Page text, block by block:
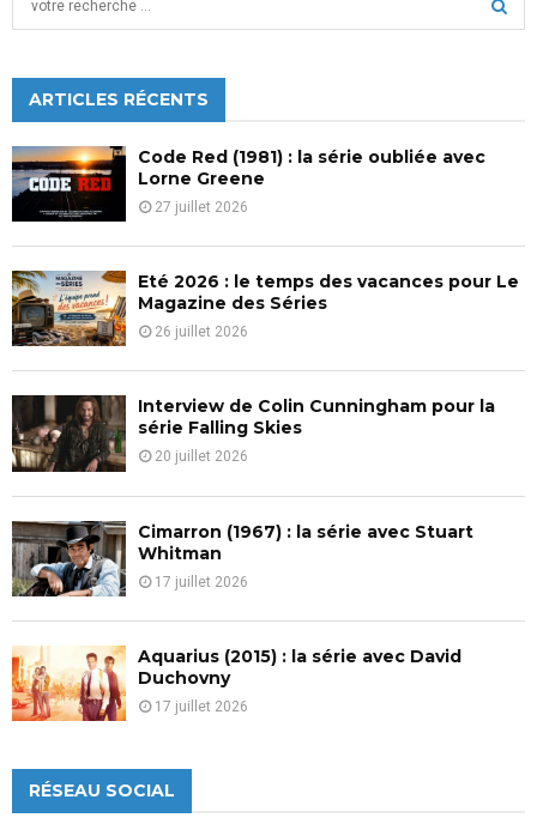
h
f
o
r
:
C
H
ARTICLES RÉCENTS
Code Red (1981) : la série oubliée avec
Lorne Greene
27 juillet 2026
Eté 2026 : le temps des vacances pour Le
Magazine des Séries
26 juillet 2026
Interview de Colin Cunningham pour la
série Falling Skies
20 juillet 2026
Cimarron (1967) : la série avec Stuart
Whitman
17 juillet 2026
Aquarius (2015) : la série avec David
Duchovny
17 juillet 2026
RÉSEAU SOCIAL